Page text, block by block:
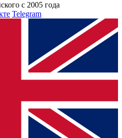
с 2005 года
Telegram